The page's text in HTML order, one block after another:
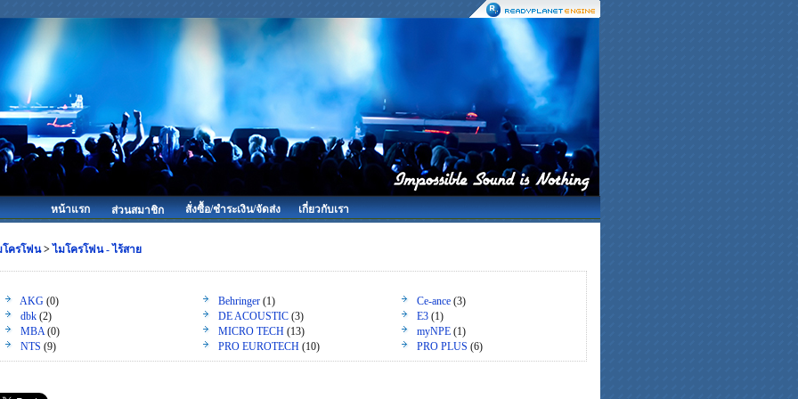
หน้าแรก ส่วนสมาชิก สั่งซื้อ/ชำระเงิน/จัดส่ง เกี่ยวกับเรา
โครโฟน> ไมโครโฟน - ไร้สาย
AKG (0) Behringer (1) Ce-ance (3)
dbk (2) DE ACOUSTIC (3) E3 (1)
MBA(0) MICRO TECH (13) myNPE (1)
NTS (9) PRO EUROTECH (10) PRO PLUS (6)